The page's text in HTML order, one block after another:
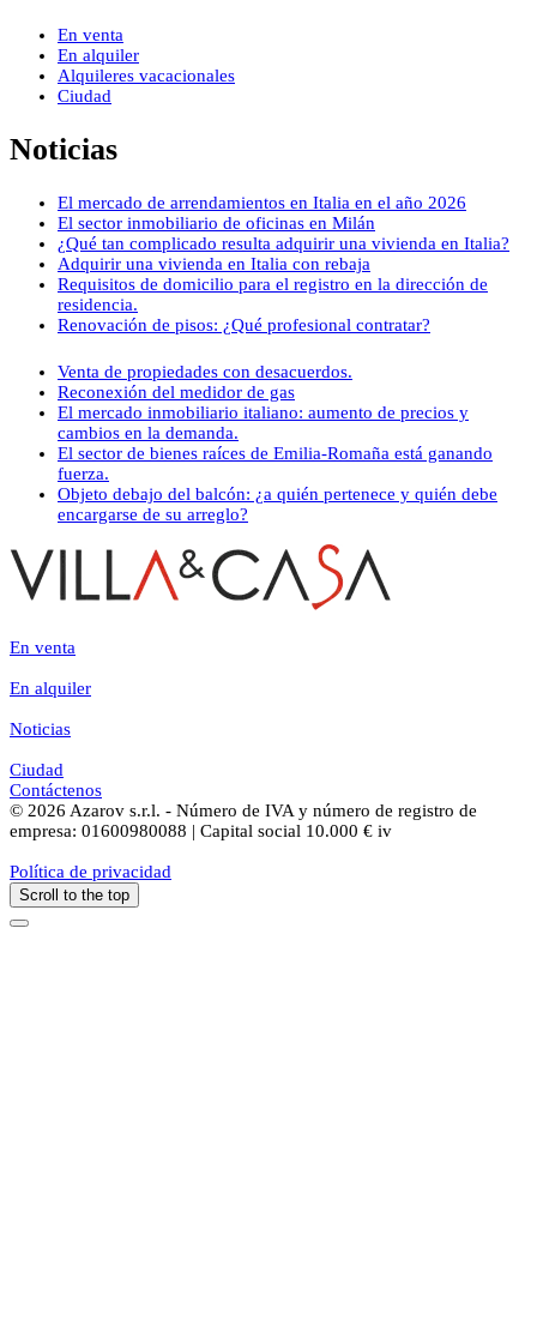
En venta
En alquiler
Alquileres vacacionales
Ciudad
Noticias
El mercado de arrendamientos en Italia en el año 2026
El sector inmobiliario de oficinas en Milán
¿Qué tan complicado resulta adquirir una vivienda en Italia?
Adquirir una vivienda en Italia con rebaja
Requisitos de domicilio para el registro en la dirección de
residencia.
Renovación de pisos: ¿Qué profesional contratar?
Venta de propiedades con desacuerdos.
Reconexión del medidor de gas
El mercado inmobiliario italiano: aumento de precios y
cambios en la demanda.
El sector de bienes raíces de Emilia-Romaña está ganando
fuerza.
Objeto debajo del balcón: ¿a quién pertenece y quién debe
encargarse de su arreglo?
En venta
En alquiler
Noticias
Ciudad
Contáctenos
© 2026 Azarov s.r.l. - Número de IVA y número de registro de
empresa: 01600980088 | Capital social 10.000 € iv
Política de privacidad
Scroll to the top